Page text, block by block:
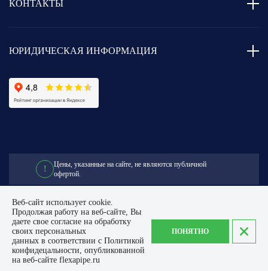
КОНТАКТЫ
ЮРИДИЧЕСКАЯ ИНФОРМАЦИЯ
! Цены, указанные на сайте, не являются публичной
офертой.
© 2014 - 2026. Flexapipe
Политика конфиденциальности
Веб-сайт использует cookie.
Продолжая работу на веб-сайте, Вы
даете свое согласие на обработку
своих персональных
данных в соответствии с Политикой
конфидецальности, опубликованной
на веб-сайте flexapipe.ru
ПОНЯТНО